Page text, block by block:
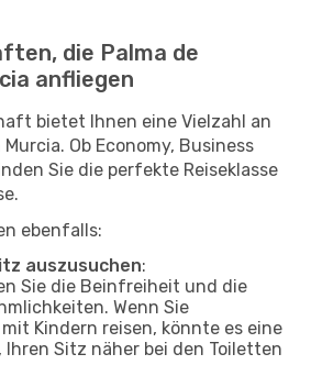
die Palma de
anfliegen
bietet Ihnen eine Vielzahl an
Ob Economy, Business
Sie die perfekte Reiseklasse
ebenfalls:
auszusuchen:
Sie die Beinfreiheit und die
Wenn Sie
Kindern reisen, könnte es eine
Ihren Sitz näher bei den Toiletten